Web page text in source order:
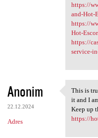
https://
and-Hot-
https://
Hot-
https://
service-
Anonim
22.12.2024
Adres
This is
This is
it and I
Keep up
https://